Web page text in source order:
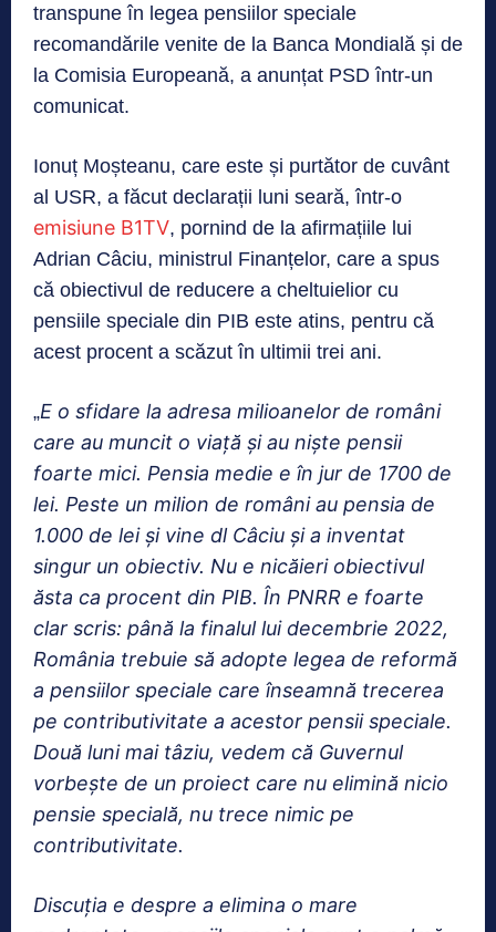
transpune în legea pensiilor speciale
recomandările venite de la Banca Mondială și de
la Comisia Europeană, a anunțat PSD într-un
comunicat.
Ionuț Moșteanu, care este și purtător de cuvânt
al USR, a făcut declarații luni seară, într-o
emisiune B1TV, pornind de la afirmațiile lui
Adrian Câciu, ministrul Finanțelor, care a spus
că obiectivul de reducere a cheltuielior cu
pensiile speciale din PIB este atins, pentru că
acest procent a scăzut în ultimii trei ani.
„E o sfidare la adresa milioanelor de români
care au muncit o viață și au niște pensii
foarte mici. Pensia medie e în jur de 1700 de
lei. Peste un milion de români au pensia de
1.000 de lei și vine dl Câciu și a inventat
singur un obiectiv. Nu e nicăieri obiectivul
ăsta ca procent din PIB. În PNRR e foarte
clar scris: până la finalul lui decembrie 2022,
România trebuie să adopte legea de reformă
a pensiilor speciale care înseamnă trecerea
pe contributivitate a acestor pensii speciale.
Două luni mai tâziu, vedem că Guvernul
vorbește de un proiect care nu elimină nicio
pensie specială, nu trece nimic pe
contributivitate.
Discuția e despre a elimina o mare